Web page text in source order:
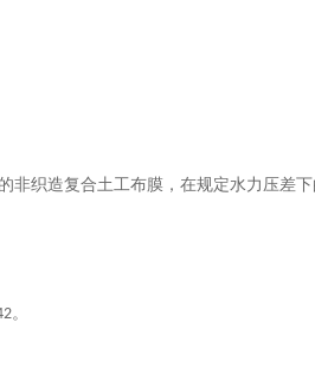
织造复合土工布膜，在规定水力压差下
。